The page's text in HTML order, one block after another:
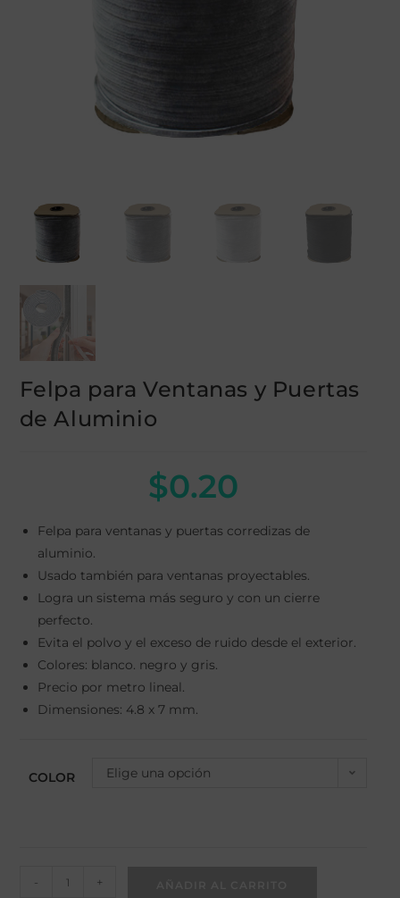
Felpa para Ventanas y Puertas
de Aluminio
$0.20
Felpa para ventanas y puertas corredizas de
aluminio.
Usado también para ventanas proyectables.
Logra un sistema más seguro y con un cierre
perfecto.
Evita el polvo y el exceso de ruido desde el exterior.
Colores: blanco. negro y gris.
Precio por metro lineal.
Dimensiones: 4.8 x 7 mm.
COLOR Elige una opción
- +